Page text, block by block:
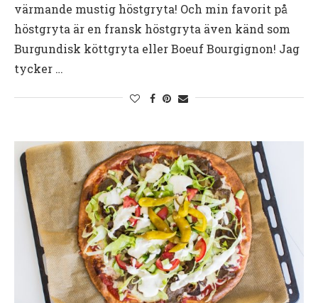
värmande mustig höstgryta! Och min favorit på
höstgryta är en fransk höstgryta även känd som
Burgundisk köttgryta eller Boeuf Bourgignon! Jag
tycker …